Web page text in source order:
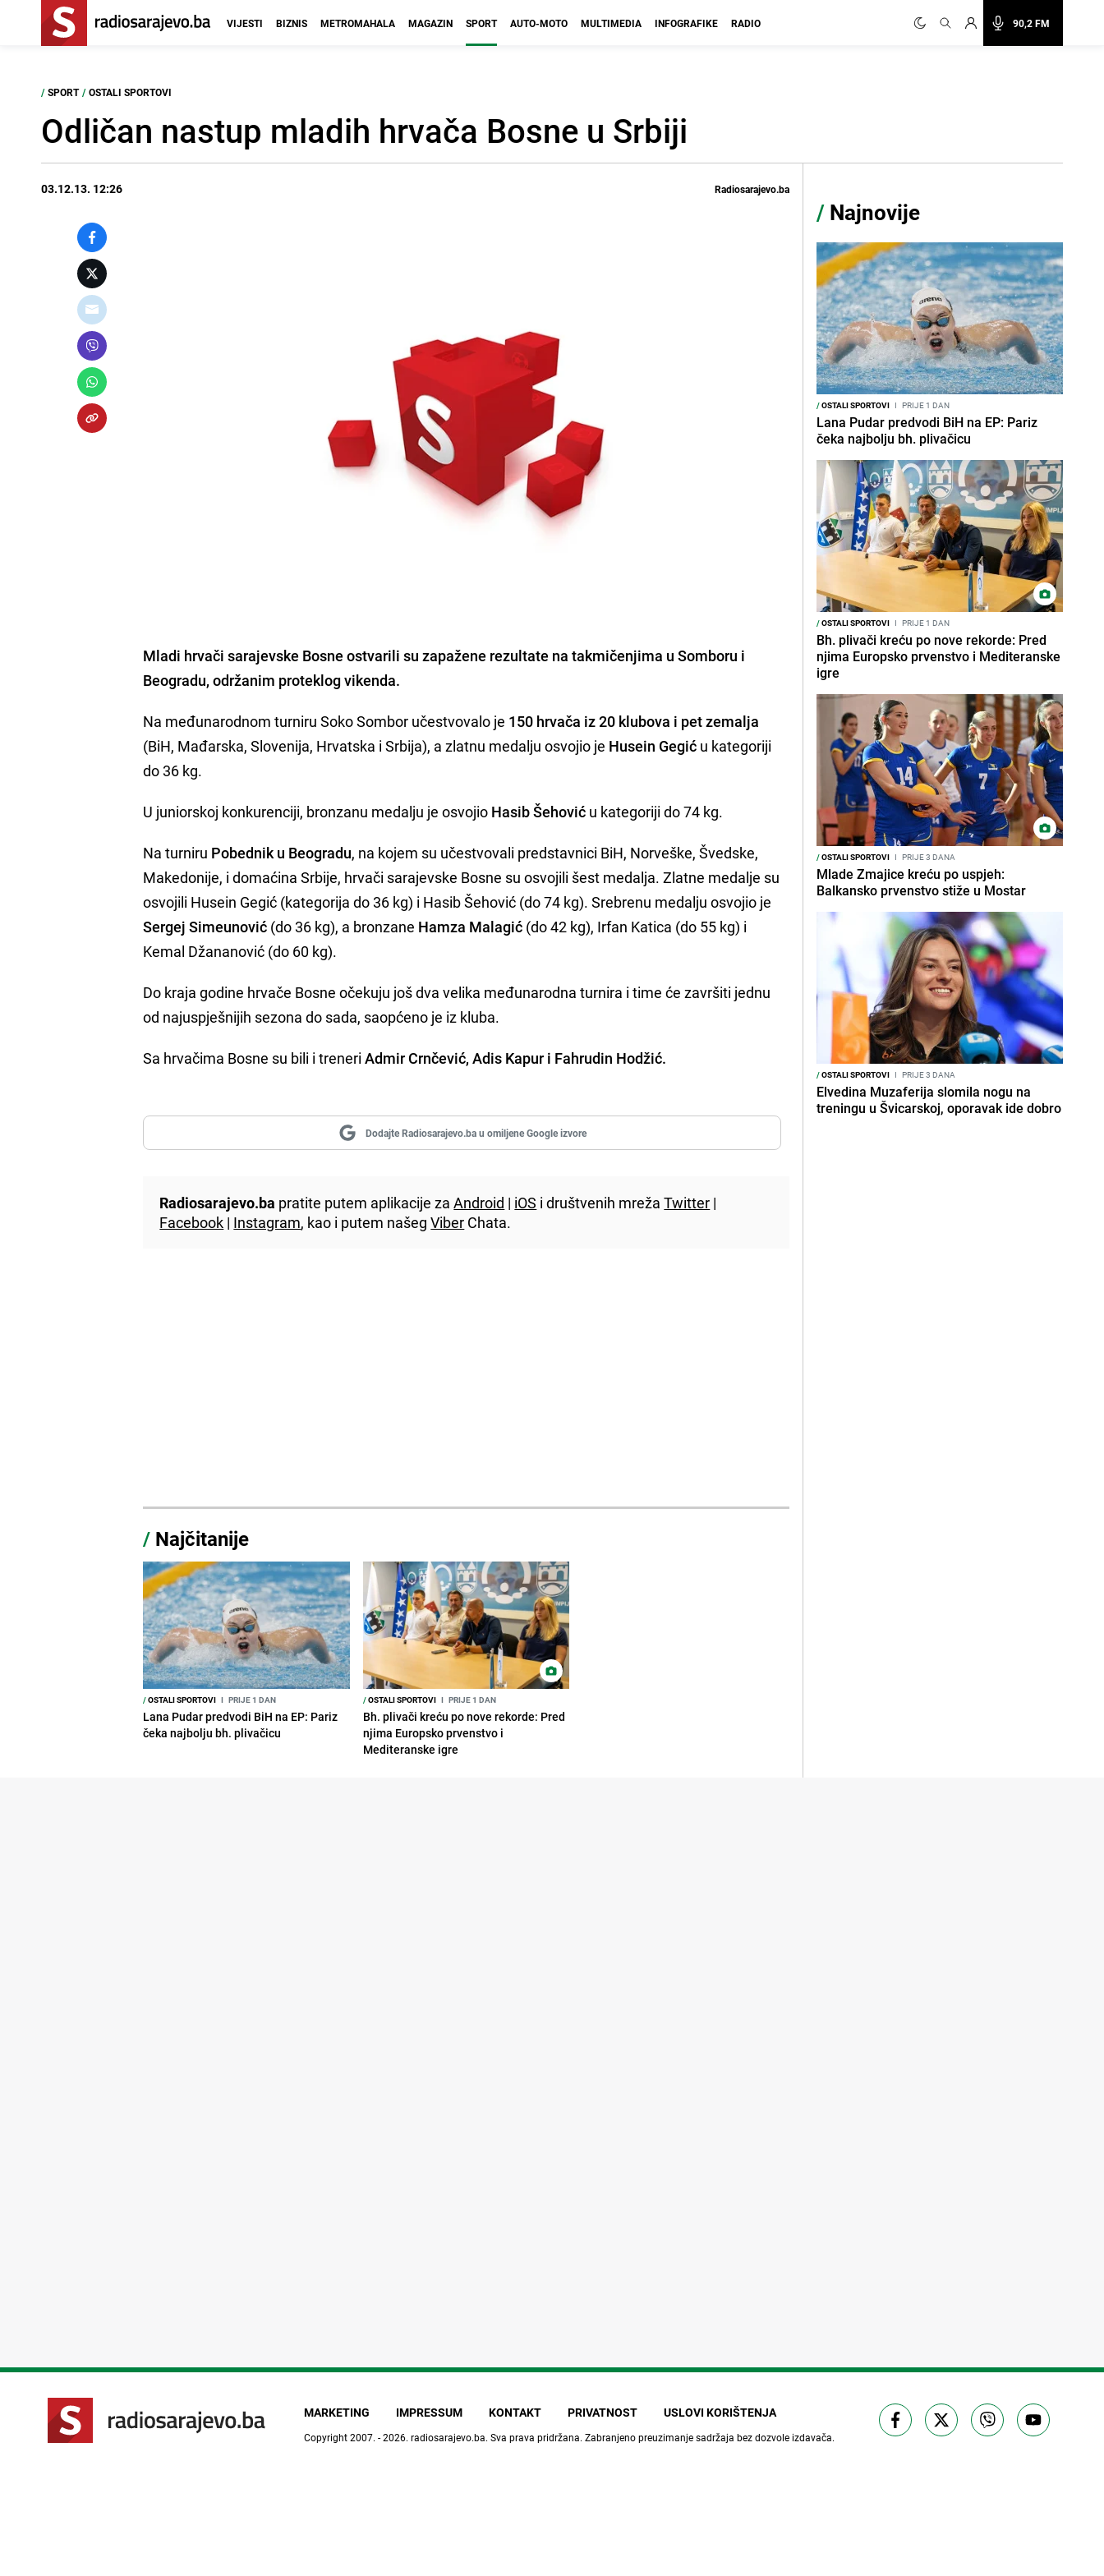
90,2 FM
VIJESTI BIZNIS METROMAHALA MAGAZIN SPORT AUTO-MOTO MULTIMEDIA INFOGRAFIKE RADIO
/ SPORT / OSTALI SPORTOVI
Odličan nastup mladih hrvača Bosne u Srbiji
03.12.13. 12:26 Radiosarajevo.ba
Mladi hrvači sarajevske Bosne ostvarili su zapažene rezultate na takmičenjima uSomboru i
Beogradu, održanim proteklog vikenda.
Na međunarodnom turniru Soko Sombor učestvovalo je 150 hrvača iz 20 klubova i pet zemalja
(BiH, Mađarska, Slovenija, Hrvatska i Srbija), a zlatnu medalju osvojio je Husein Gegić u kategoriji
do 36 kg.
U juniorskoj konkurenciji, bronzanu medalju je osvojio Hasib Šehović u kategoriji do 74 kg.
Na turniru Pobednik u Beogradu, na kojem su učestvovali predstavnici BiH, Norveške, Švedske,
Makedonije, i domaćina Srbije, hrvači sarajevske Bosne su osvojili šest medalja. Zlatne medalje su
osvojili Husein Gegić (kategorija do 36 kg) i Hasib Šehović (do 74 kg). Srebrenu medalju osvojio je
Sergej Simeunović (do 36 kg), a bronzane Hamza Malagić (do 42 kg), Irfan Katica (do 55 kg) i
Kemal Džananović (do 60 kg).
Do kraja godine hrvače Bosne očekuju još dva velika međunarodna turnira i time će završiti jednu
od najuspješnijih sezona do sada, saopćeno je iz kluba.
Sa hrvačima Bosne su bili i treneriAdmir Crnčević, Adis Kapur i Fahrudin Hodžić.
Dodajte Radiosarajevo.ba u omiljene Google izvore
Radiosarajevo.ba pratite putem aplikacije zaAndroid | iOS i društvenih mrežaTwitter |
Facebook | Instagram, kao i putem našegViber Chata.
/ Najčitanije
/OSTALI SPORTOVI I PRIJE 1 DAN
Lana Pudar predvodi BiH na EP: Pariz
čeka najbolju bh. plivačicu
/OSTALI SPORTOVI I PRIJE 1 DAN
Bh. plivači kreću po nove rekorde: Pred
njima Europsko prvenstvo i
Mediteranske igre
/ Najnovije
/OSTALI SPORTOVI I PRIJE 1 DAN
Lana Pudar predvodi BiH na EP: Pariz
čeka najbolju bh. plivačicu
/OSTALI SPORTOVI I PRIJE 1 DAN
Bh. plivači kreću po nove rekorde: Pred
njima Europsko prvenstvo i Mediteranske
igre
/OSTALI SPORTOVI I PRIJE 3 DANA
Mlade Zmajice kreću po uspjeh:
Balkansko prvenstvo stiže u Mostar
/OSTALI SPORTOVI I PRIJE 3 DANA
Elvedina Muzaferija slomila nogu na
treningu u Švicarskoj, oporavak ide dobro
MARKETING IMPRESSUM KONTAKT PRIVATNOST USLOVI KORIŠTENJA
Copyright 2007. - 2026. radiosarajevo.ba. Sva prava pridržana. Zabranjeno preuzimanje sadržaja bez dozvole izdavača.